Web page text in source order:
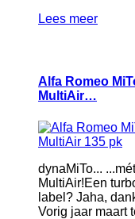
Lees meer
Alfa Romeo
MultiAir…
dynaMiTo... ...mét
MultiAir!Een
label? Jaha,
Vorig jaar maart